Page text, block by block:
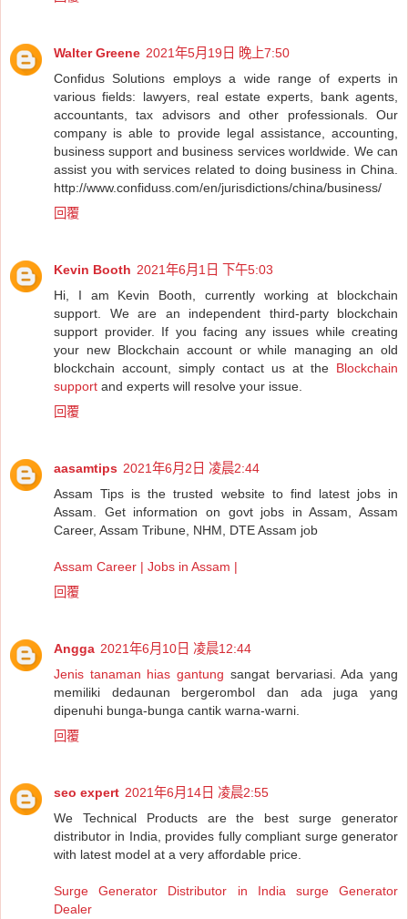
Walter Greene 2021年5月19日 晚上7:50
Confidus Solutions employs a wide range of experts in
various fields: lawyers, real estate experts, bank agents,
accountants, tax advisors and other professionals. Our
company is able to provide legal assistance, accounting,
business support and business services worldwide. We can
assist you with services related to doing business in China.
http://www.confiduss.com/en/jurisdictions/china/business/
回覆
Kevin Booth 2021年6月1日 下午5:03
Hi, I am Kevin Booth, currently working at blockchain
support. We are an independent third-party blockchain
support provider. If you facing any issues while creating
your new Blockchain account or while managing an old
blockchain account, simply contact us at the Blockchain
support and experts will resolve your issue.
回覆
aasamtips 2021年6月2日 凌晨2:44
Assam Tips is the trusted website to find latest jobs in
Assam. Get information on govt jobs in Assam, Assam
Career, Assam Tribune, NHM, DTE Assam job
Assam Career | Jobs in Assam |
回覆
Angga 2021年6月10日 凌晨12:44
Jenis tanaman hias gantung sangat bervariasi. Ada yang
memiliki dedaunan bergerombol dan ada juga yang
dipenuhi bunga-bunga cantik warna-warni.
回覆
seo expert 2021年6月14日 凌晨2:55
We Technical Products are the best surge generator
distributor in India, provides fully compliant surge generator
with latest model at a very affordable price.
Surge Generator Distributor in India
surge Generator
Dealer